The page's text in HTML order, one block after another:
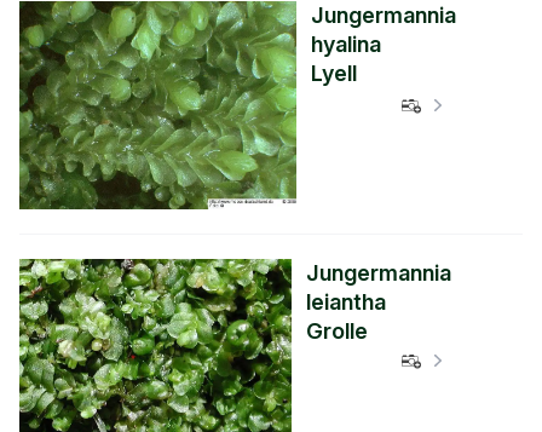
Jungermannia
hyalina
Lyell
Jungermannia
leiantha
Grolle